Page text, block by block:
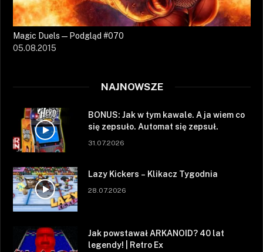
Magic Duels — Podgląd #070
05.08.2015
NAJNOWSZE
BONUS: Jak w tym kawale. A ja wiem co
się zepsuło. Automat się zepsuł.
31.07.2026
Lazy Kickers – Klikacz Tygodnia
28.07.2026
Jak powstawał ARKANOID? 40 lat
legendy! | Retro Ex